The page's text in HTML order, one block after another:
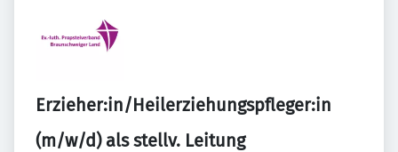
Erzieher:in/Heilerziehungspfleger:in
(m/w/d) als stellv. Leitung